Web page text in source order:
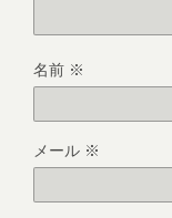
名前 ※
メール ※